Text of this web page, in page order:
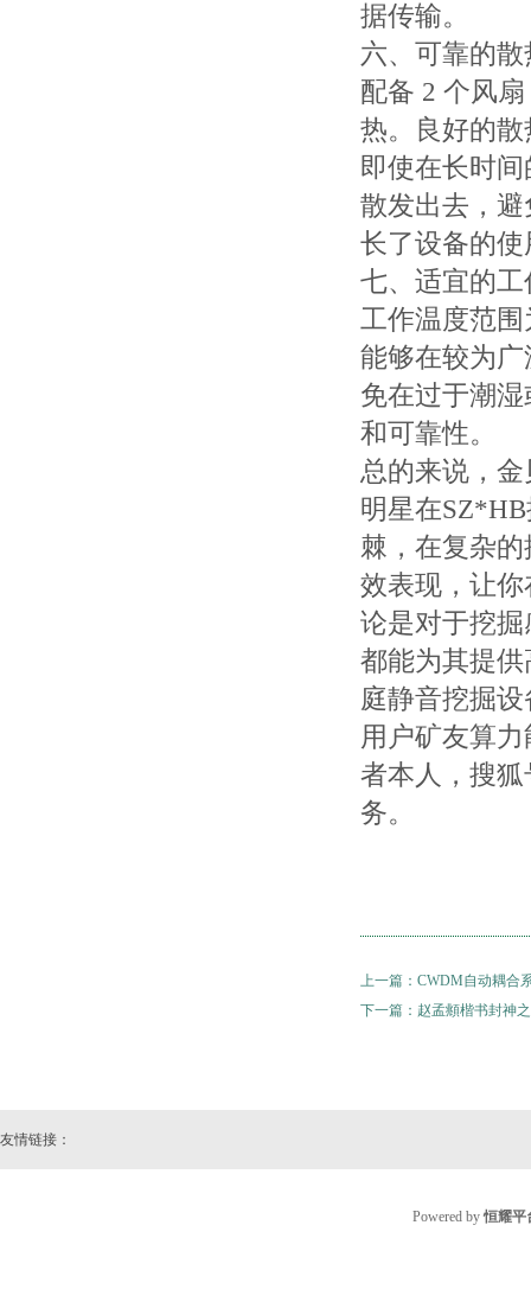
据传输。
六、可靠的
配备 2 个风
热。良好的
即使在长时
散发出去，
长了设备的
七、适宜的工
工作温度范
能够在较为
免在过于潮
和可靠性。
总的来说，
明星在
棘，在复杂
效表现，让
论是对于挖
都能为其提
庭静音挖掘设
用户矿友算
者本人，搜
务。
上一篇： CWDM自动耦合
下一篇： 赵孟頫楷书封神
友情链接：
Powered by恒耀平